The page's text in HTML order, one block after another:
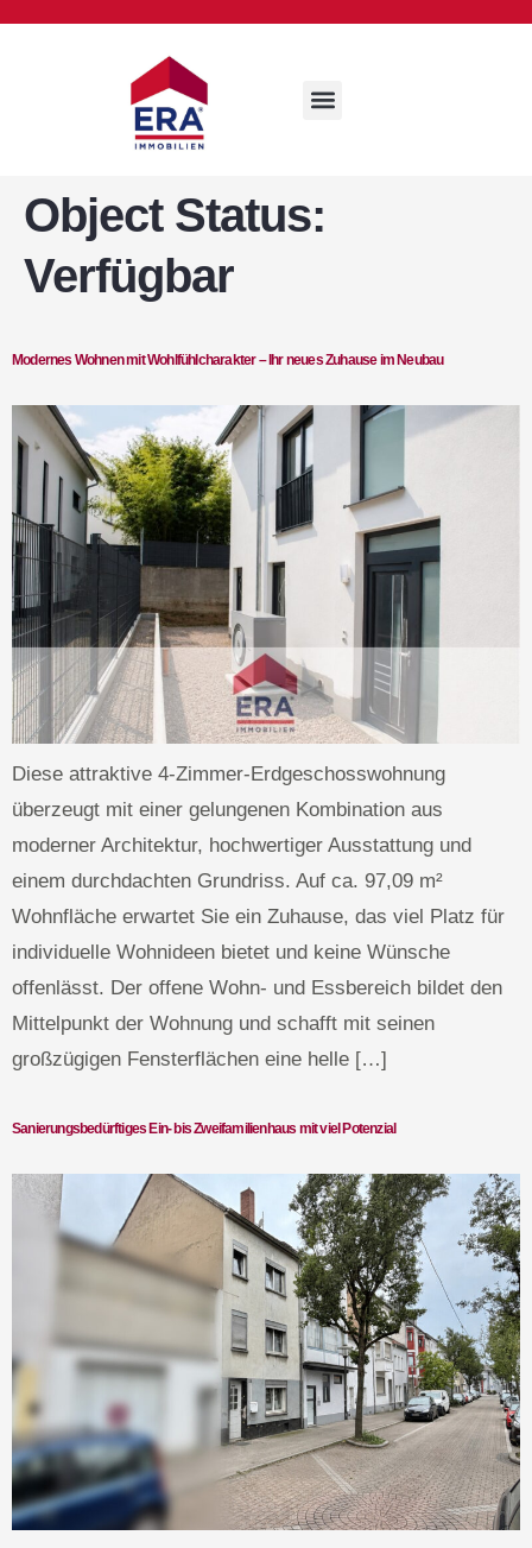
Object Status:
Verfügbar
Modernes Wohnen mit Wohlfühlcharakter – Ihr neues Zuhause im Neubau
Diese attraktive 4-Zimmer-Erdgeschosswohnung
überzeugt mit einer gelungenen Kombination aus
moderner Architektur, hochwertiger Ausstattung und
einem durchdachten Grundriss. Auf ca. 97,09 m²
Wohnfläche erwartet Sie ein Zuhause, das viel Platz für
individuelle Wohnideen bietet und keine Wünsche
offenlässt. Der offene Wohn- und Essbereich bildet den
Mittelpunkt der Wohnung und schafft mit seinen
großzügigen Fensterflächen eine helle […]
Sanierungsbedürftiges Ein- bis Zweifamilienhaus mit viel Potenzial